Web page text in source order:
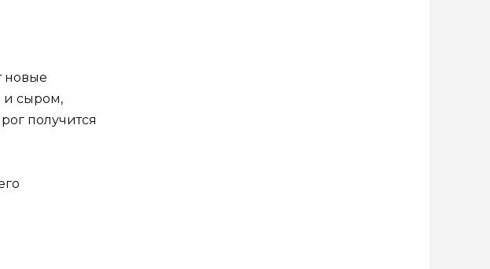
новые
и сыром,
получится